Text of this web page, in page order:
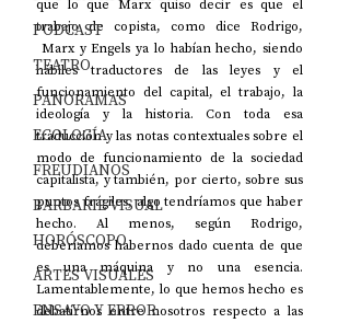
PODCAST
TEATRO
PANORAMAS
ECOLOGÍA
FREUDIANOS
BARBARIE VISUAL
HORÓSCOPO
ARTES VISUALES
ENSAYO Y ERROR
que lo que Marx quiso decir es que el
trabajo de copista, como dice Rodrigo,
Marx y Engels ya lo habían hecho, siendo
hábiles traductores de las leyes y el
funcionamiento del capital, el trabajo, la
ideología y la historia. Con toda esa
traducción y las notas contextuales sobre el
modo de funcionamiento de la sociedad
capitalista, y también, por cierto, sobre sus
puntos frágiles, algo tendríamos que haber
hecho. Al menos, según Rodrigo,
deberíamos habernos dado cuenta de que
es una máquina y no una esencia.
Lamentablemente, lo que hemos hecho es
debatirnos entre nosotros respecto a las